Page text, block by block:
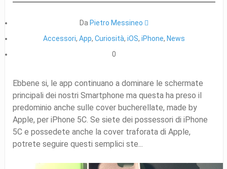
Da Pietro Messineo 
Accessori, App, Curiosità, iOS, iPhone, News
0
Ebbene si, le app continuano a dominare le schermate
principali dei nostri Smartphone ma questa ha preso il
predominio anche sulle cover bucherellate, made by
Apple, per iPhone 5C. Se siete dei possessori di iPhone
5C e possedete anche la cover traforata di Apple,
potrete seguire questi semplici ste...